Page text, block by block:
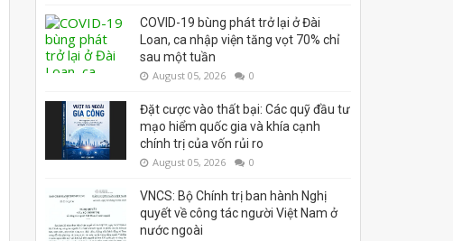
COVID-19 bùng phát trở lại ở Đài
Loan, ca nhập viện tăng vọt 70% chỉ
sau một tuần
August 05, 2026 0
Đặt cược vào thất bại: Các quỹ đầu tư
mạo hiểm quốc gia và khía cạnh
chính trị của vốn rủi ro
August 05, 2026 0
VNCS: Bộ Chính trị ban hành Nghị
quyết về công tác người Việt Nam ở
nước ngoài